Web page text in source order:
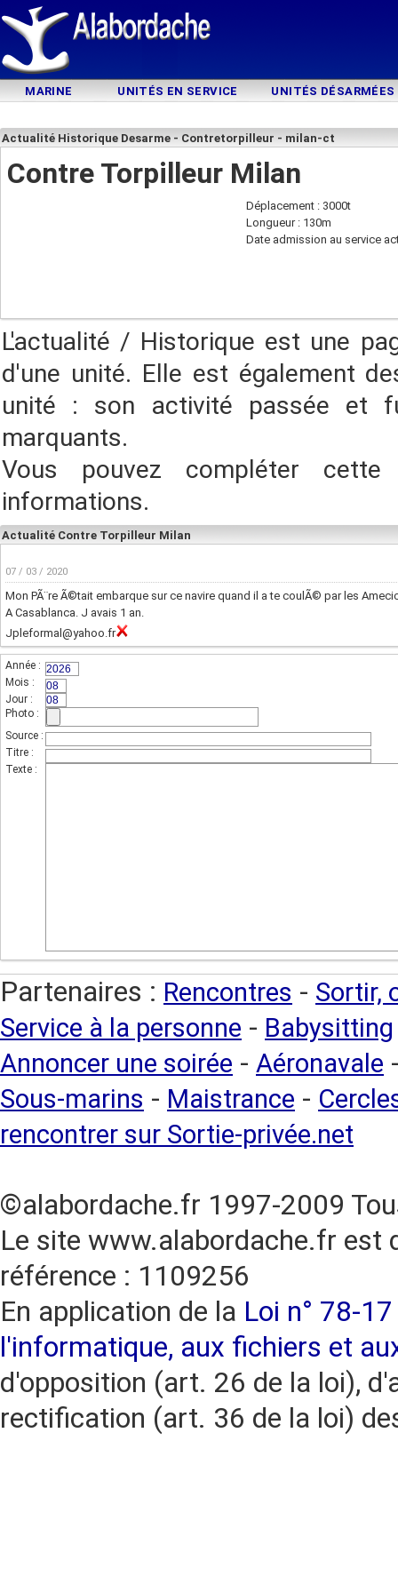
MARINE UNITÉS EN SERVICE UNITÉS DÉSARMÉES
Actualité Historique Desarme - Contretorpilleur - milan-ct
Contre Torpilleur Milan
Déplacement : 3000t
Longueur : 130m
Date admission au service
L'actualité / Historique est une
d'une unité. Elle est également
unité : son activité passée et
marquants.
Vous pouvez compléter
informations.
Actualité Contre Torpilleur Milan
07 / 03 / 2020
Mon PÃ¨re Ã©tait embarque sur ce navire quand il a te coulÃ© par les
A Casablanca. J avais 1 an.
Jpleformal@yahoo.fr
Année :
Mois :
Jour :
Photo :
Source :
Titre :
Texte :
Partenaires : Rencontres - Sortir,
Service à la personne - Babysitting
Annoncer une soirée - Aéronavale
Sous-marins - Maistrance -
rencontrer sur Sortie-privée.net
©alabordache.fr 1997-2009
Le site www.alabordache.fr est
référence : 1109256
En application de la Loi n° 78-
l'informatique, aux fichiers et
d'opposition (art. 26 de la loi),
rectification (art. 36 de la loi)